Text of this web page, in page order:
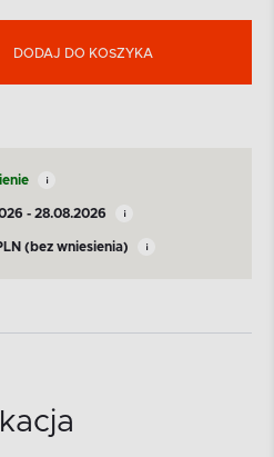
DODAJ DO KOSZYKA
- 28.08.2026
(bez wniesienia)